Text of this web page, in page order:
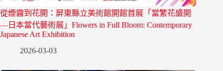
從煙霧到花開：屏東縣立美術館開館首展「當繁花盛開
—日本當代藝術展」Flowers in Full Bloom: Contemporary
Japanese Art Exhibition
2026-03-03